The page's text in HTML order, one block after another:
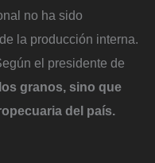
no ha sido
la producción interna.
el presidente de
granos, sino que
del país.